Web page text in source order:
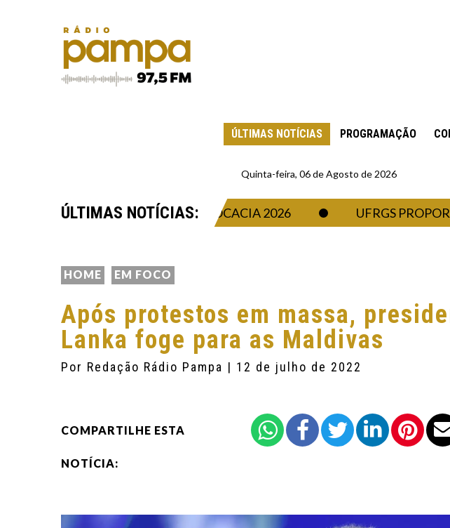
ÚLTIMAS NOTÍCIAS PROGRAMAÇÃO
Quinta-feira, 06 de Agosto de 2026
ÚLTIMAS NOTÍCIAS:
NA CIDADE DA ADVOCACIA 2026 UFRGS
HOME EM FOCO
Após protestos em massa,
Lanka foge para as Maldivas
Por Redação Rádio Pampa | 12 de julho de 2022
COMPARTILHE ESTA
NOTÍCIA: